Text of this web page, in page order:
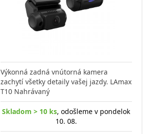
Výkonná zadná vnútorná kamera
zachytí všetky detaily vašej jazdy. LAmax
T10 Nahrávaný
Skladom > 10 ks, odošleme v pondelok
10. 08.